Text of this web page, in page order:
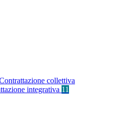
collettiva
integrativa 11